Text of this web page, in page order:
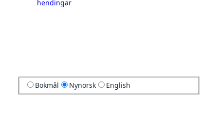
hendingar
Bokmål Nynorsk English